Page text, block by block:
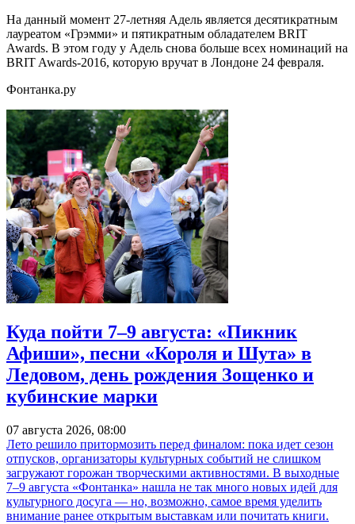
На данный момент 27-летняя Адель является десятикратным
лауреатом «Грэмми» и пятикратным обладателем BRIT
Awards. В этом году у Адель снова больше всех номинаций на
BRIT Awards-2016, которую вручат в Лондоне 24 февраля.
Фонтанка.ру
Куда пойти 7–9 августа: «Пикник
Афиши», песни «Короля и Шута» в
Ледовом, день рождения Зощенко и
кубинские марки
07 августа 2026, 08:00
Лето решило притормозить перед финалом: пока идет сезон
отпусков, организаторы культурных событий не слишком
загружают горожан творческими активностями. В выходные
7–9 августа «Фонтанка» нашла не так много новых идей для
культурного досуга — но, возможно, самое время уделить
внимание ранее открытым выставкам или почитать книги.